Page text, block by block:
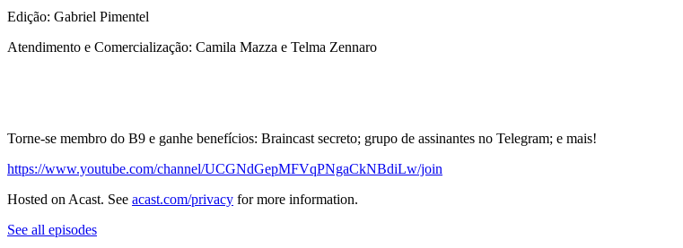
Edição: Gabriel Pimentel
Atendimento e Comercialização: Camila Mazza e Telma Zennaro
Torne-se membro do B9 e ganhe benefícios: Braincast secreto; grupo de assinantes no Telegram; e mais!
https://www.youtube.com/channel/UCGNdGepMFVqPNgaCkNBdiLw/join
Hosted on Acast. See acast.com/privacy for more information.
See all episodes